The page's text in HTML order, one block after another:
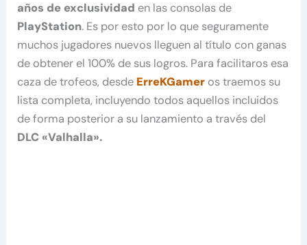
años de exclusividad en las consolas de
PlayStation. Es por esto por lo que seguramente
muchos jugadores nuevos lleguen al título con ganas
de obtener el 100% de sus logros. Para facilitaros esa
caza de trofeos, desde ErreKGamer os traemos su
lista completa, incluyendo todos aquellos incluidos
de forma posterior a su lanzamiento a través del
DLC «Valhalla».